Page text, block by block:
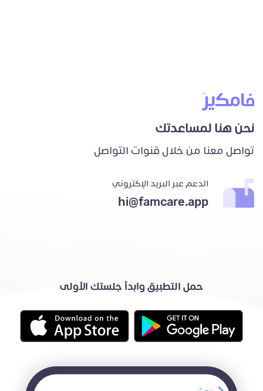
نحن هنا لمساعدتك
تواصل معنا من خلال قنوات التواصل
الدعم عبر البريد الإكتروني
hi@famcare.app
حمل التطبيق وابدأ جلستك الأولى